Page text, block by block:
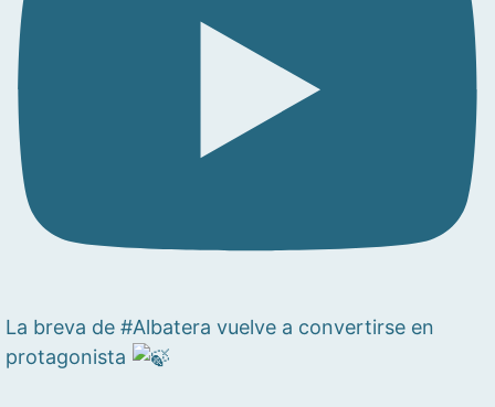
La breva de #Albatera vuelve a convertirse en
protagonista